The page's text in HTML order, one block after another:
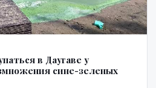
в Даугаве у
сине-зеленых